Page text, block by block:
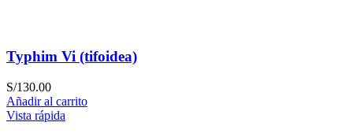
Typhim Vi (tifoidea)
S/130.00
Añadir al carrito
Vista rápida